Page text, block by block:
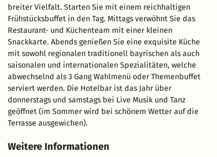
breiter Vielfalt. Starten Sie mit einem reichhaltigen
Frühstücksbuffet in den Tag. Mittags verwöhnt Sie das
Restaurant- und Küchenteam mit einer kleinen
Snackkarte. Abends genießen Sie eine exquisite Küche
mit sowohl regionalen traditionell bayrischen als auch
saisonalen und internationalen Spezialitäten, welche
abwechselnd als 3 Gang Wahlmenü oder Themenbuffet
serviert werden. Die Hotelbar ist das Jahr über
donnerstags und samstags bei Live Musik und Tanz
geöffnet (im Sommer wird bei schönem Wetter auf die
Terrasse ausgewichen).
Weitere Informationen